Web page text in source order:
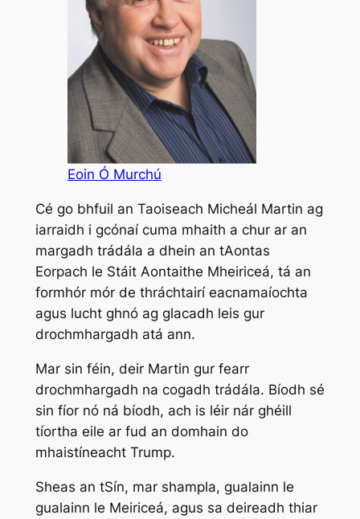
Eoin Ó Murchú
Cé go bhfuil an Taoiseach Micheál Martin ag
iarraidh i gcónaí cuma mhaith a chur ar an
margadh trádála a dhein an tAontas
Eorpach le Stáit Aontaithe Mheiriceá, tá an
formhór mór de thráchtairí eacnamaíochta
agus lucht ghnó ag glacadh leis gur
drochmhargadh atá ann.
Mar sin féin, deir Martin gur fearr
drochmhargadh na cogadh trádála. Bíodh sé
sin fíor nó ná bíodh, ach is léir nár ghéill
tíortha eile ar fud an domhain do
mhaistíneacht Trump.
Sheas an tSín, mar shampla, gualainn le
gualainn le Meiriceá, agus sa deireadh thiar